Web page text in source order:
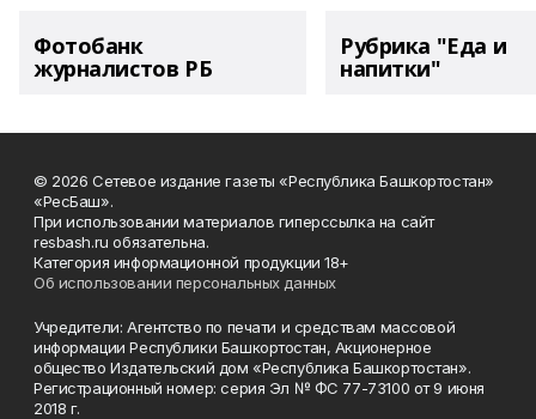
Фотобанк
журналистов РБ
Рубрика "Еда и
напитки"
© 2026 Сетевое издание газеты «Республика Башкортостан»
«РесБаш».
При использовании материалов гиперссылка на сайт
resbash.ru обязательна.
Категория информационной продукции 18+
Об использовании персональных данных
Учредители: Агентство по печати и средствам массовой
информации Республики Башкортостан, Акционерное
общество Издательский дом «Республика Башкортостан».
Регистрационный номер: серия Эл № ФС 77-73100 от 9 июня
2018 г.